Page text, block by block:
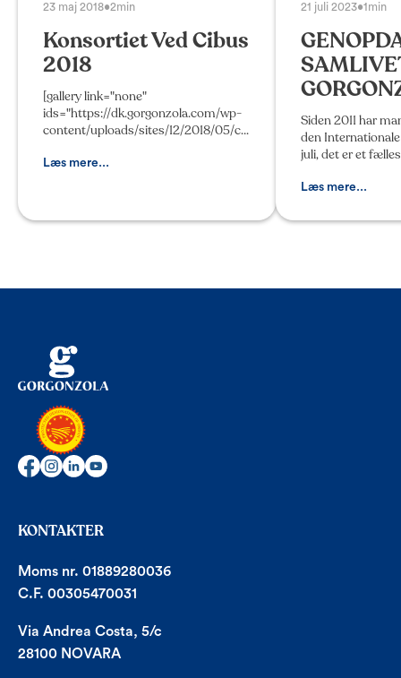
23 maj 2018•2min
Konsortiet Ved Cibus
2018
[gallery link="none"
ids="https://dk.gorgonzola.com/wp-
content/uploads/sites/12/2018/05/cannavacciuolo-
2.jpg|,https://dk.gorgonzola.com/wp-
Læs mere...
21 juli 2023•1min
Siden 2011 har
den
juli, det er et
mellem folk,
Læs mere...
KONTAKTER
Moms nr. 01889280036
C.F. 00305470031
Via Andrea Costa, 5/c
28100 NOVARA